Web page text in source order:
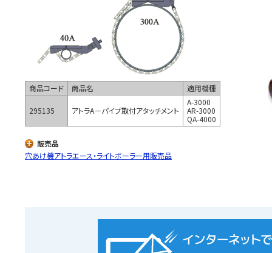
商品コード 商品名 適用機種
295135 アトラA－パイプ取付アタッチメント
A-3000
AR-3000
QA-4000
販売品
穴あけ機アトラエース・ライトボーラー用販売品